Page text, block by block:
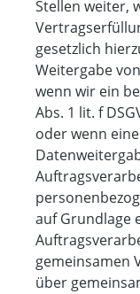
Stellen weiter,
gesetzlich
Weitergabe
wenn wir ein
Abs. 1 lit. f
oder wenn
auf Grundlage
gemeinsamen
über